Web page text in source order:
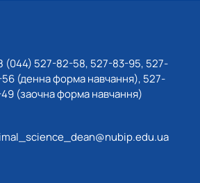
(044) 527-82-58, 527-83-95, 527-
(денна форма навчання), 527-
(заочна форма навчання)